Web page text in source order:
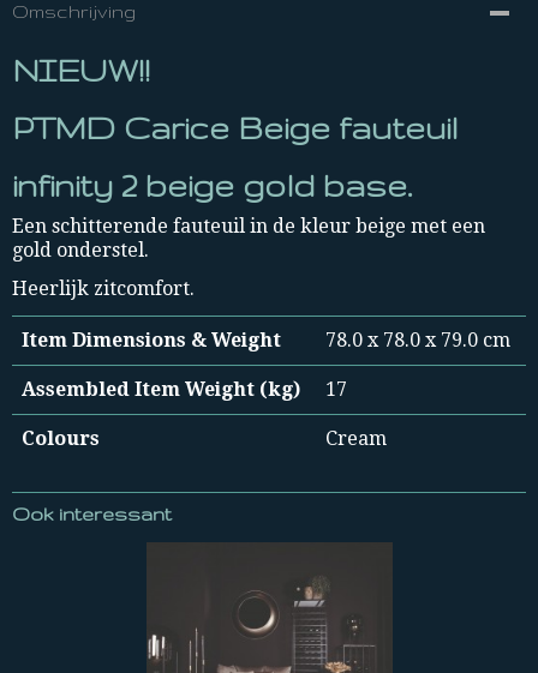
Omschrijving
NIEUW!!
PTMD Carice Beige fauteuil
infinity 2 beige gold base.
Een schitterende fauteuil in de kleur beige met een
gold onderstel.
Heerlijk zitcomfort.
Item Dimensions & Weight 78.0 x 78.0 x 79.0 cm
Assembled Item Weight (kg) 17
Colours Cream
Ook interessant